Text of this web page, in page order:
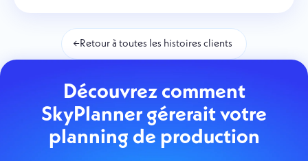
←Retour à toutes les histoires clients
Découvrez comment
SkyPlanner gérerait votre
planning de production